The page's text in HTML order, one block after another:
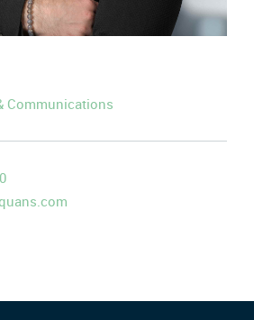
Communications